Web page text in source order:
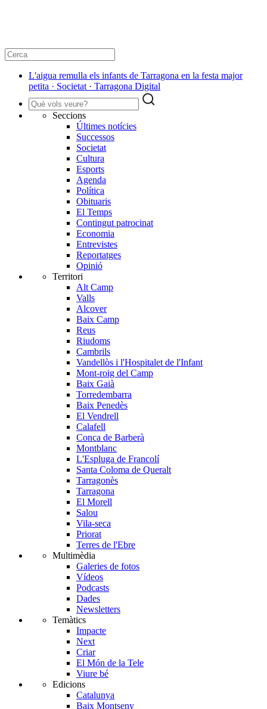
L'aigua remulla els infants de Tarragona en la festa major
petita · Societat · Tarragona Digital
Seccions
Últimes notícies
Successos
Societat
Cultura
Esports
Agenda
Política
Obituaris
El Temps
Contingut patrocinat
Economia
Entrevistes
Reportatges
Opinió
Territori
Alt Camp
Valls
Alcover
Baix Camp
Reus
Riudoms
Cambrils
Vandellòs i l'Hospitalet de l'Infant
Mont-roig del Camp
Baix Gaià
Torredembarra
Baix Penedès
El Vendrell
Calafell
Conca de Barberà
Montblanc
L'Espluga de Francolí
Santa Coloma de Queralt
Tarragonès
Tarragona
El Morell
Salou
Vila-seca
Priorat
Terres de l'Ebre
Multimèdia
Galeries de fotos
Vídeos
Podcasts
Dades
Newsletters
Temàtics
Impacte
Next
Criar
El Món de la Tele
Viure bé
Edicions
Catalunya
Baix Montseny